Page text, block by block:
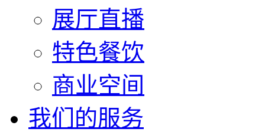
展厅直播
特色餐饮
商业空间
我们的服务